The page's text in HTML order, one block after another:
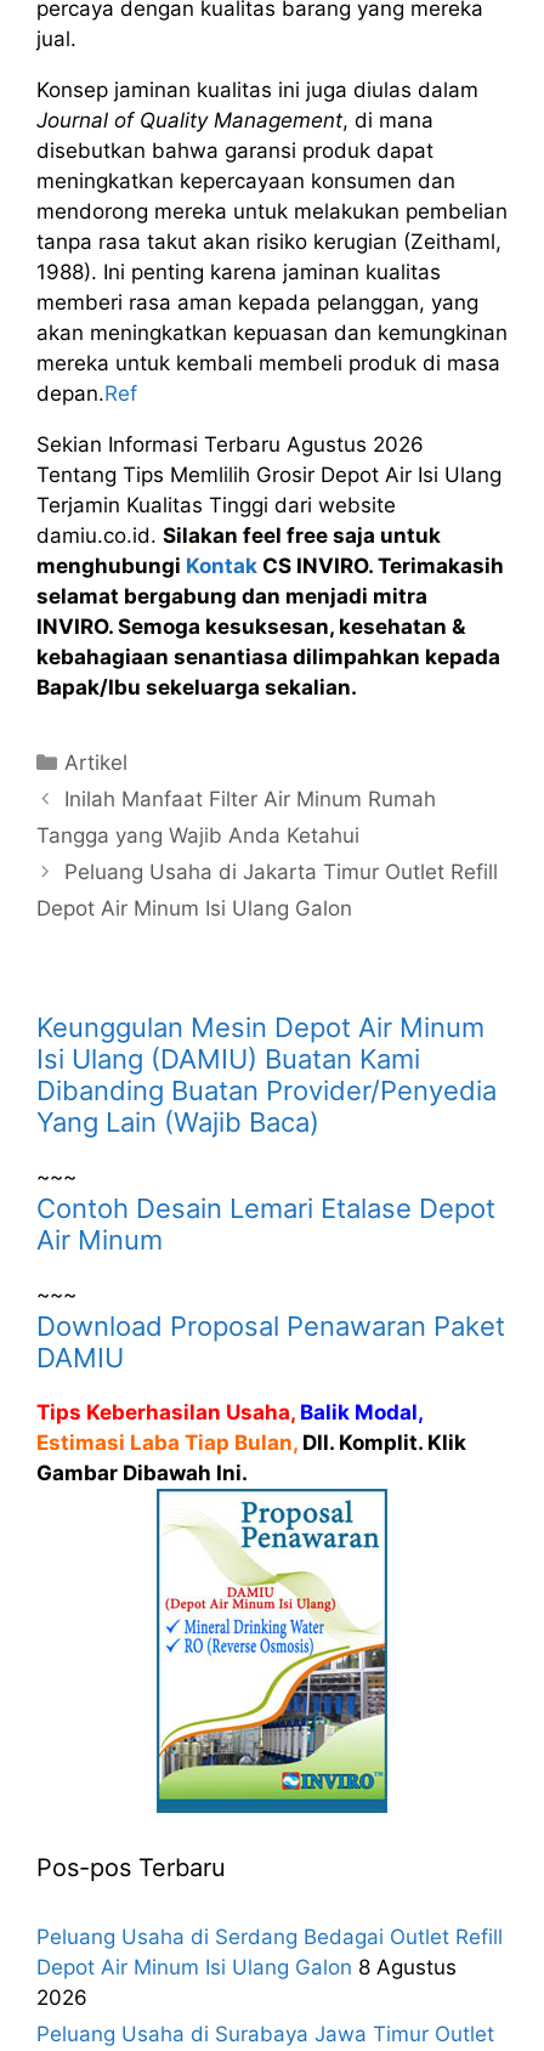
percaya dengan kualitas barang yang mereka
jual.
Konsep jaminan kualitas ini juga diulas dalam
Journal of Quality Management, di mana
disebutkan bahwa garansi produk dapat
meningkatkan kepercayaan konsumen dan
mendorong mereka untuk melakukan pembelian
tanpa rasa takut akan risiko kerugian (Zeithaml,
1988). Ini penting karena jaminan kualitas
memberi rasa aman kepada pelanggan, yang
akan meningkatkan kepuasan dan kemungkinan
mereka untuk kembali membeli produk di masa
depan.Ref
Sekian Informasi Terbaru Agustus 2026
Tentang Tips Memlilih Grosir Depot Air Isi Ulang
Terjamin Kualitas Tinggi dari website
damiu.co.id. Silakan feel free saja untuk
menghubungi Kontak CS INVIRO. Terimakasih
selamat bergabung dan menjadi mitra
INVIRO. Semoga kesuksesan, kesehatan &
kebahagiaan senantiasa dilimpahkan kepada
Bapak/Ibu sekeluarga sekalian.
Kategori
Artikel
Inilah Manfaat Filter Air Minum Rumah
Tangga yang Wajib Anda Ketahui
Peluang Usaha di Jakarta Timur Outlet Refill
Depot Air Minum Isi Ulang Galon
Keunggulan Mesin Depot Air Minum
Isi Ulang (DAMIU) Buatan Kami
Dibanding Buatan Provider/Penyedia
Yang Lain (Wajib Baca)
~~~
Contoh Desain Lemari Etalase Depot
Air Minum
~~~
Download Proposal Penawaran Paket
DAMIU
Tips Keberhasilan Usaha, Balik Modal,
Estimasi Laba Tiap Bulan, Dll. Komplit. Klik
Gambar Dibawah Ini.
Pos-pos Terbaru
Peluang Usaha di Serdang Bedagai Outlet Refill
Depot Air Minum Isi Ulang Galon 8 Agustus
2026
Peluang Usaha di Surabaya Jawa Timur Outlet